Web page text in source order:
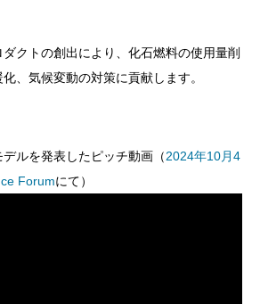
クトの創出により、化石燃料の使用量削
、気候変動の対策に貢献します。
ルを発表したピッチ動画（2024年10月4
Forumにて）